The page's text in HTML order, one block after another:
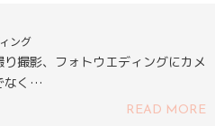
ング
り撮影、フォトウエディングにカメ
なく…
READ MORE